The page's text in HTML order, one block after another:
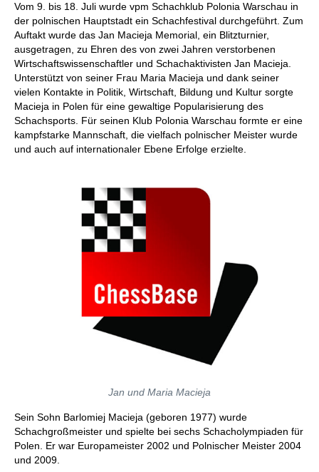
Vom 9. bis 18. Juli wurde vpm Schachklub Polonia Warschau in
der polnischen Hauptstadt ein Schachfestival durchgeführt. Zum
Auftakt wurde das Jan Macieja Memorial, ein Blitzturnier,
ausgetragen, zu Ehren des von zwei Jahren verstorbenen
Wirtschaftswissenschaftler und Schachaktivisten Jan Macieja.
Unterstützt von seiner Frau Maria Macieja und dank seiner
vielen Kontakte in Politik, Wirtschaft, Bildung und Kultur sorgte
Macieja in Polen für eine gewaltige Popularisierung des
Schachsports. Für seinen Klub Polonia Warschau formte er eine
kampfstarke Mannschaft, die vielfach polnischer Meister wurde
und auch auf internationaler Ebene Erfolge erzielte.
Jan und Maria Macieja
Sein Sohn Barlomiej Macieja (geboren 1977) wurde
Schachgroßmeister und spielte bei sechs Schacholympiaden für
Polen. Er war Europameister 2002 und Polnischer Meister 2004
und 2009.